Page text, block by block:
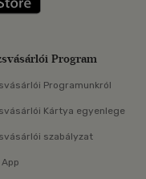
Program
Programunkról
Kártya egyenlege
szabályzat